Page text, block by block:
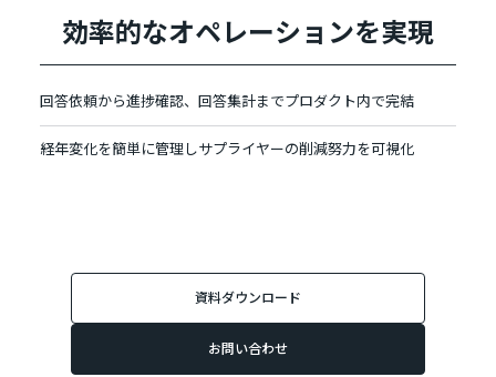
効率的なオペレーションを実現
回答依頼から進捗確認、回答集計までプロダクト内で完結
経年変化を簡単に管理しサプライヤーの削減努力を可視化
資料ダウンロード
お問い合わせ